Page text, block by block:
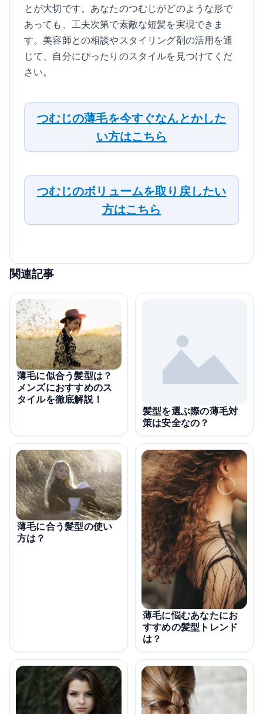
とが大切です。あなたのつむじがどのような形で
あっても、工夫次第で素敵な短髪を実現できま
す。美容師との相談やスタイリング剤の活用を通
じて、自分にぴったりのスタイルを見つけてくだ
さい。
つむじの薄毛を今すぐなんとかした
い方はこちら
つむじのボリュームを取り戻したい
方はこちら
関連記事
薄毛に似合う髪型は？
メンズにおすすめのス
タイルを徹底解説！
髪型を選ぶ際の薄毛対
策は安全なの？
薄毛に合う髪型の使い
方は？
薄毛に悩むあなたにお
すすめの髪型トレンド
は？